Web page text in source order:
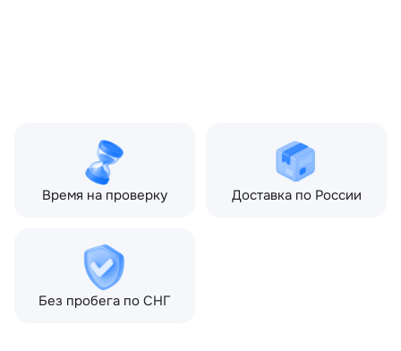
Время на проверку Доставка по России
Без пробега по СНГ